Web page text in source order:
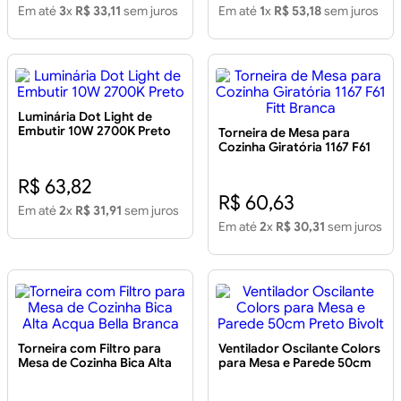
Em até 3x R$ 33,11 sem juros Em até 1x R$ 53,18sem juros
Luminária Dot Light de
Embutir 10W 2700K Preto
R$ 63,82
Em até2x R$ 31,91 sem juros
Torneira de Mesa para
Cozinha Giratória 1167 F61
R$ 60,63
Em até2x R$ 30,31 sem juros
Torneira com Filtro para
Mesa de Cozinha Bica Alta
Ventilador Oscilante Colors
para Mesa e Parede 50cm